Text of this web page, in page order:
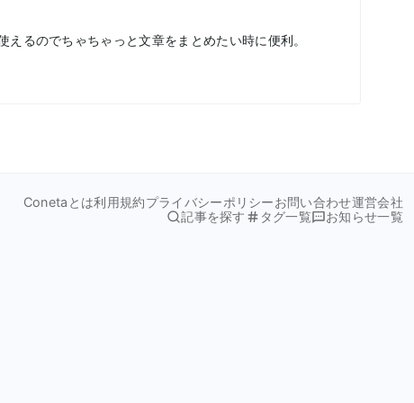
るのでちゃちゃっと文章をまとめたい時に便利。
Conetaとは利用規約プライバシーポリシーお問い合わせ運営会社
記事を探す
タグ一覧 お知らせ一覧